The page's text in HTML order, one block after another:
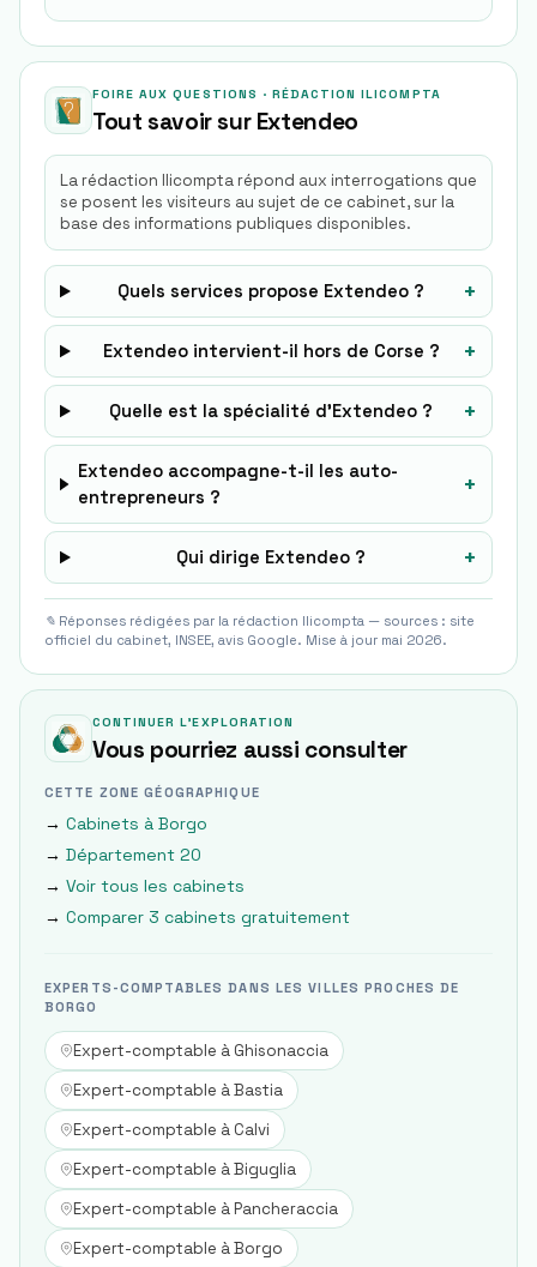
FOIRE AUX QUESTIONS · RÉDACTION ILICOMPTA
Tout savoir sur Extendeo
La rédaction Ilicompta répond aux interrogations que
se posent les visiteurs au sujet de ce cabinet, sur la
base des informations publiques disponibles.
Quels services propose Extendeo ? +
Extendeo intervient-il hors de Corse ? +
Quelle est la spécialité d’Extendeo ? +
Extendeo accompagne-t-il les auto-
entrepreneurs ?
+
Qui dirige Extendeo ? +
✎ Réponses rédigées par la rédaction Ilicompta — sources : site
officiel du cabinet, INSEE, avis Google. Mise à jour mai 2026.
CONTINUER L'EXPLORATION
Vous pourriez aussi consulter
CETTE ZONE GÉOGRAPHIQUE
→ Cabinets à Borgo
→ Département 20
→ Voir tous les cabinets
→ Comparer 3 cabinets gratuitement
EXPERTS-COMPTABLES DANS LES VILLES PROCHES DE
BORGO
Expert-comptable à Ghisonaccia
Expert-comptable àBastia
Expert-comptable à Calvi
Expert-comptable àBiguglia
Expert-comptable à Pancheraccia
Expert-comptable àBorgo